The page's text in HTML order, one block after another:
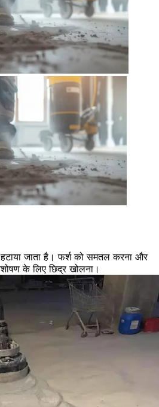
जाता है। फर्श को समतल करना और
के लिए छिद्र खोलना।